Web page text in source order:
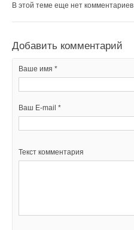
В этой теме еще нет комментариев
Добавить комментарий
Ваше имя *
Ваш E-mail *
Текст комментария